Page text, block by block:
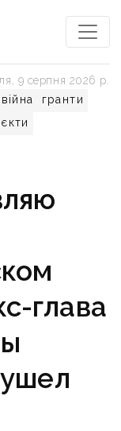
війна
гранти
9 серпня 2026 р.
глава